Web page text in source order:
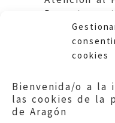
cookies
Bienvenida/o a la
las cookies de la
de Aragón
Consumo.